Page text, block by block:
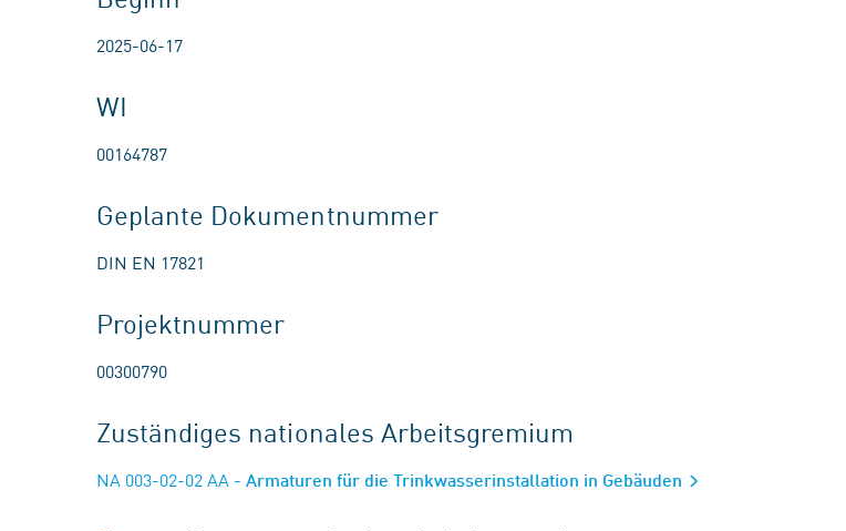
2025-06-17
WI
00164787
Geplante Dokumentnummer
DIN EN 17821
Projektnummer
00300790
Zuständiges nationales Arbeitsgremium
NA 003-02-02 AA - Armaturen für die Trinkwasserinstallation in Gebäuden